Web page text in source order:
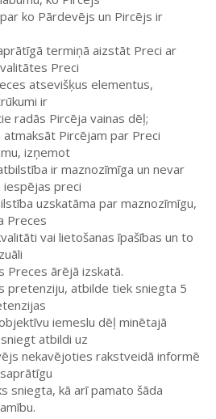
ko Pārdevējs un Pircējs ir
termiņā aizstāt Preci ar
Preci
atsevišķus elementus,
ir
radās Pircēja vainas dēļ;
Pircējam par Preci
izņemot
ir maznozīmīga un nevar
preci
uzskatāma par maznozīmīgu,
Preces
vai lietošanas īpašības un to
Preces ārējā izskatā.
pretenziju, atbilde tiek sniegta 5
iemeslu dēļ minētajā
atbildi uz
nekavējoties rakstveidā informē
sniegta, kā arī pamato šāda